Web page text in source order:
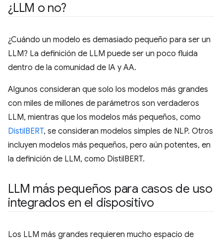
¿LLM o no?
¿Cuándo un modelo es demasiado pequeño para ser un
LLM? La definición de LLM puede ser un poco fluida
dentro de la comunidad de IA y AA.
Algunos consideran que solo los modelos más grandes
con miles de millones de parámetros son verdaderos
LLM, mientras que los modelos más pequeños, como
DistilBERT, se consideran modelos simples de NLP. Otros
incluyen modelos más pequeños, pero aún potentes, en
la definición de LLM, como DistilBERT.
LLM más pequeños para casos de uso
integrados en el dispositivo
Los LLM más grandes requieren mucho espacio de